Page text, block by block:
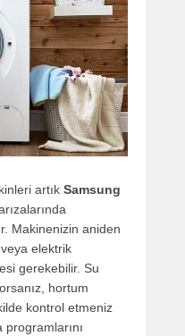
artık Samsung
Makinenizin aniden
elektrik
gerekebilir. Su
hortum
kontrol etmeniz